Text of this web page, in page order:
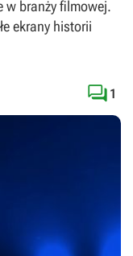
w branży filmowej.
ekrany historii
 1